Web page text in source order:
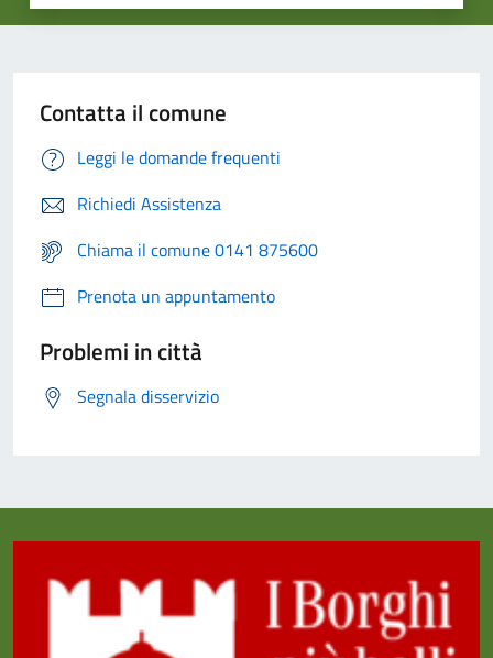
Contatta il comune
Leggi le domande frequenti
Richiedi Assistenza
Chiama il comune 0141 875600
Prenota un appuntamento
Problemi in città
Segnala disservizio